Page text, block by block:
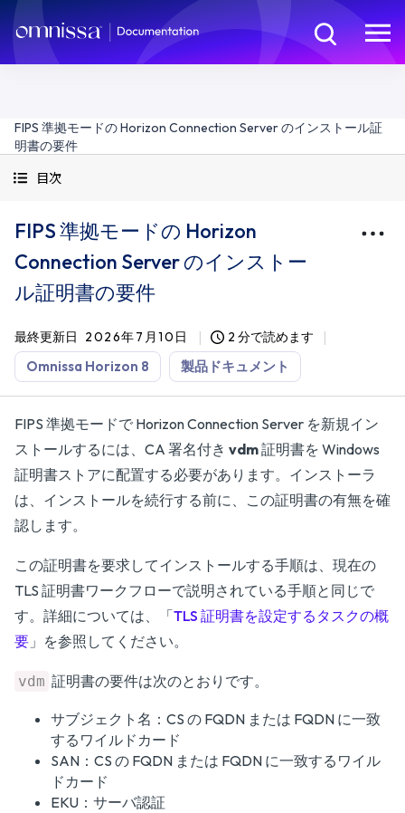
FIPS 準拠モードの Horizon Connection Server のインストール証
明書の要件
目次
FIPS 準拠モードの Horizon
Connection Server のインストー
ル証明書の要件
最終更新日 2026年7月10日 2 分で読めます
Omnissa Horizon 8 製品ドキュメント
FIPS 準拠モードで Horizon Connection Server を新規イン
ストールするには、CA 署名付き vdm証明書を Windows
証明書ストアに配置する必要があります。インストーラ
は、インストールを続行する前に、この証明書の有無を確
認します。
この証明書を要求してインストールする手順は、現在の
TLS 証明書ワークフローで説明されている手順と同じで
す。詳細については、「TLS 証明書を設定するタスクの概
要 」を参照してください。
vdm 証明書の要件は次のとおりです。
サブジェクト名：CS の FQDN または FQDN に一致
するワイルドカード
SAN：CS の FQDN または FQDN に一致するワイル
ドカード
EKU：サーバ認証